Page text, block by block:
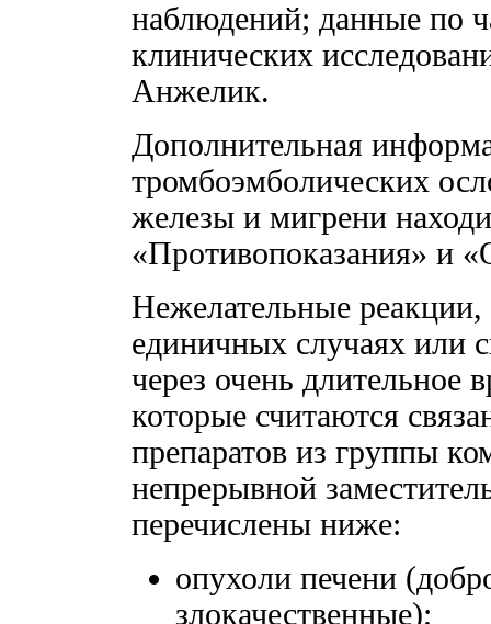
наблюдений; данные по
клинических
Анжелик.
Дополнительная
тромбоэмболических
железы и мигрени
«Противопоказания» и
Нежелательные
единичных случаях или
через очень длительное
которые считаются
препаратов из группы
непрерывной
перечислены ниже:
опухоли печени
злокачественные);